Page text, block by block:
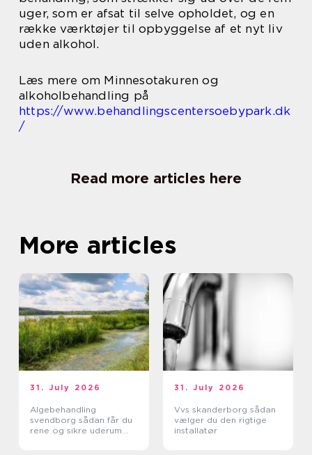
uger, som er afsat til selve opholdet, og en
række værktøjer til opbyggelse af et nyt liv
uden alkohol.
Læs mere om Minnesotakuren og
alkoholbehandling på
https://www.behandlingscentersoebypark.dk
/
Read more articles here
More articles
31. July 2026
Algebehandling
svendborg sådan får du
rene og sikre uderum
31. July 2026
Vvs skanderborg sådan
vælger du den rigtige
installatør